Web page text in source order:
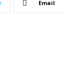
Email